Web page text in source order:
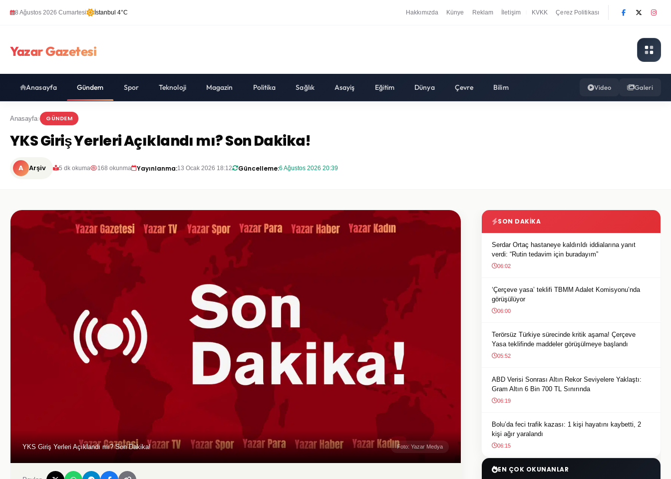
8 Ağustos 2026 Cumartesi İstanbul 4°C Hakkımızda Künye Reklam İletişim KVKK Çerez Politikası
Yazar Gazetesi
Anasayfa Gündem Spor Teknoloji Magazin Politika Sağlık Asayiş Eğitim Dünya Çevre Bilim Video Galeri
Anasayfa GÜNDEM
YKS Giriş Yerleri Açıklandı mı? Son Dakika!
A Arşiv 5 dk okuma 168 okunma Yayınlanma:13 Ocak 2026 18:12 Güncelleme:6 Ağustos 2026 20:39
YKS Giriş Yerleri Açıklandı mı? Son Dakika! Foto: Yazar Medya
SON DAKIKA
Serdar Ortaç hastaneye kaldırıldı iddialarına yanıt
verdi: “Rutin tedavim için buradayım”
06:02
‘Çerçeve yasa’ teklifi TBMM Adalet Komisyonu’nda
görüşülüyor
06:00
Terörsüz Türkiye sürecinde kritik aşama! Çerçeve
Yasa teklifinde maddeler görüşülmeye başlandı
05:52
ABD Verisi Sonrası Altın Rekor Seviyelere Yaklaştı:
Gram Altın 6 Bin 700 TL Sınırında
06:19
Bolu’da feci trafik kazası: 1 kişi hayatını kaybetti, 2
kişi ağır yaralandı
06:15
EN ÇOK OKUNANLAR